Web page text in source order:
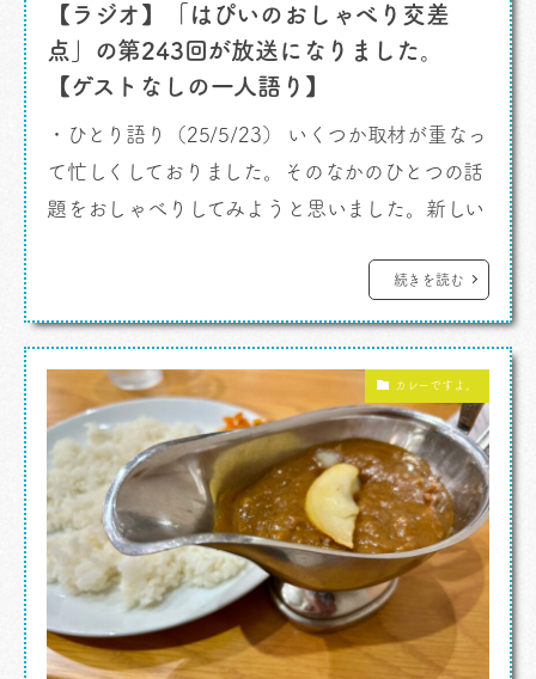
【ラジオ】「はぴいのおしゃべり交差
点」の第243回が放送になりました。
【ゲストなしの一人語り】
・ひとり語り（25/5/23） いくつか取材が重なっ
て忙しくしておりました。そのなかのひとつの話
題をおしゃべりしてみようと思いました。新しい
す。「Polaroid Flip」という名前。ポラロイドカ
メラのデザインの系譜の中にちゃんと組み込まれ
「Polaroid I-2」はマニュアル操作ができるマニ
アックなインスタント […]
続きを読む
カレーですよ。